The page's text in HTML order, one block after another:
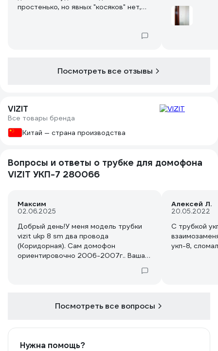
простенько, но явных "косяков" нет,
разговора переключатель нужно
работает чётко.
Посмотреть все отзывы
VIZIT
Все товары бренда
Китай — страна производства
Вопросы и ответы о трубке для домофона
VIZIT УКП-7 280066
Максим
02.06.2025
Добрый день!У меня модель трубки
vizit ukp 8 sm два провода
(Коридорная). Сам домофон
ориентировочно 2006-2007г.. Ваша
Алексей Л.
20.05.2022
С трубкой
укп-8,
Посмотреть все вопросы
Нужна помощь?